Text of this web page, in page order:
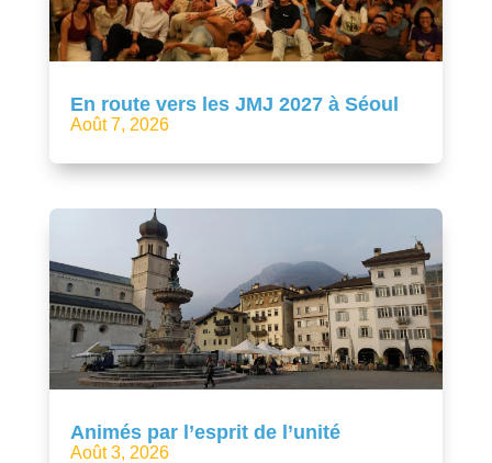
En route vers les JMJ 2027 à Séoul
Août 7, 2026
Animés par l’esprit de l’unité
Août 3, 2026